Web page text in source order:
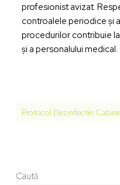
profesionist avizat.
controalele periodice și
procedurilor contribuie
și a personalului medical.
Protocol Dezinfectie
Caută